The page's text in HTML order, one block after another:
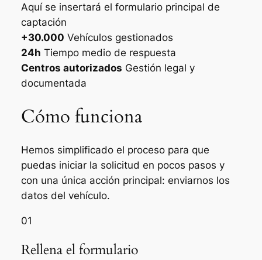
Aquí se insertará el formulario principal de
captación
+30.000 Vehículos gestionados
24h Tiempo medio de respuesta
Centros autorizados Gestión legal y
documentada
Cómo funciona
Hemos simplificado el proceso para que
puedas iniciar la solicitud en pocos pasos y
con una única acción principal: enviarnos los
datos del vehículo.
01
Rellena el formulario